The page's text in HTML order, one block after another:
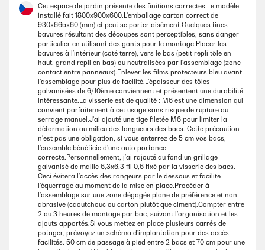
Amazon Benutzer – Bewertung durch Chal-Tec GmbH nicht
eigenständig überprüft
24/11/2024
Wir haben dieses Hochbett gekauft, weil uns die Holzhochbeete immer
auseinander fielen. Der Aufbau erklärt sich auch für Nichthandwerker
wie uns im Prinzip von selbst. Man muss ein wenig aufpassen wegen
der teils scharfen Kanten. Die Teile lassen sich alle gut miteinander
verbinden Schrauben, Unterlegscheiben und Muttern sind
entsprechend dabei.Es ist auf jeden Fall praktischer, wenn man das
Hochbeet zu zweit aufbaut, dann kann einer halten und einer
schrauben.Die Haltbarkeit kann ich noch nicht beurteilen, das
Hochbeet macht aber einen stabilen Eindruck. Kleiner Tipp:
Kaninchendraht unten am Boden auslegen, damit die Wühlmäuse den
Weg nicht ins Hochbeet finden.Einen Punkt Abzug gibt es bei der
Bewertung, da ein paar Ecken vom Transport verbogen waren. Das hat
für den Aufbau aber keine Relevanz gehabt.Die Lieferung erfolgte
schnell.
Amazon Benutzer – Bewertung durch Chal-Tec GmbH nicht
eigenständig überprüft
Cet espace de jardin présente des finitions correctes.Le modèle
installé fait 1800x900x600.L'emballage carton correct de
930x665x60 (mm) et peut se porter aisément.Quelques fines
bavures résultant des découpes sont perceptibles, sans danger
particulier en utilisant des gants pour le montage.Placer les
bavures à l'intérieur (coté terre), vers le bas (petit repli tôle en
haut, grand repli en bas) ou neutralisées par l'assemblage (zone
contact entre panneaux).Enlever les films protecteurs bleu avant
l'assemblage pour plus de facilité.L'épaisseur des tôles
galvanisées de 6/10ème conviennent et présentent une durabilité
intéressante.La visserie est de qualité : M6 est une dimension qui
convient parfaitement à cet usage sans risque de rupture au
serrage manuel.J'ai ajouté une tige filetée M6 pour limiter la
déformation au milieu des longueurs des bacs. Cette précaution
n'est pas une obligation, si vous enterrez de 5 cm vos bacs,
l'ensemble bénéficie d'une auto portance
correcte.Personnellement, j'ai rajouté au fond un grillage
galvanisé de maille 6,3x6,3 fil 0,6 fixé par la visserie des bacs.
Ceci évitera l'accès des rongeurs par le dessous et facilite
l'équerrage au moment de la mise en place.Procéder à
l'assemblage sur une zone dégagée plane de préférence et non
abrasive (caoutchouc ou carton plutôt que ciment).Compter entre
2 ou 3 heures de montage par bac, suivant l'organisation et les
ajouts apportés.Si vous mettez en place plusieurs carrés de
potager, prévoyez un schéma d'implantation pour des accès
facilités. 50 cm de passage à pied entre 2 bacs et 70 cm pour une